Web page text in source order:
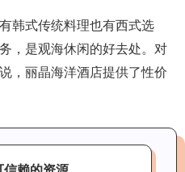
韩式传统料理也有西式选
，是观海休闲的好去处。对
，丽晶海洋酒店提供了性价